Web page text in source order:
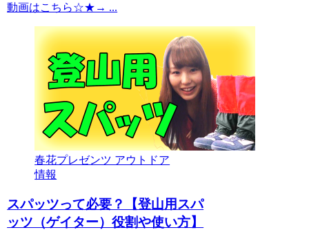
動画はこちら☆★→ ...
春花プレゼンツ アウトドア
情報
スパッツって必要？【登山用スパ
ッツ（ゲイター）役割や使い方】